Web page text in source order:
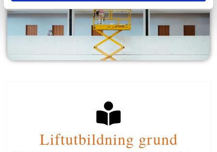
Liftutbildning grund